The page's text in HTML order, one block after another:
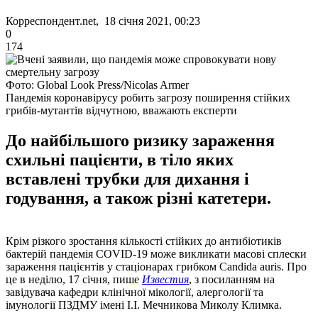
Корреспондент.net, 18 січня 2021, 00:23
0
174
Фото: Global Look Press/Nicolas Armer
Пандемія коронавірусу робить загрозу поширення стійких
грибів-мутантів відчутною, вважають експерти
До найбільшого ризику зараження
схильні пацієнти, в тіло яких
вставлені трубки для дихання і
годування, а також різні катетери.
Крім різкого зростання кількості стійких до антибіотиків
бактерій пандемія COVID-19 може викликати масові сплески
зараження пацієнтів у стаціонарах грибком Candida auris. Про
це в неділю, 17 січня, пише Известия, з посиланням на
завідувача кафедри клінічної мікології, алергології та
імунології ПЗДМУ імені І.І. Мечникова Миколу Климка.